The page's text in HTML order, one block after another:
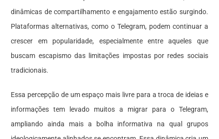
dinâmicas de compartilhamento e engajamento estão surgindo.
Plataformas alternativas, como o Telegram, podem continuar a
crescer em popularidade, especialmente entre aqueles que
buscam escapismo das limitações impostas por redes sociais
tradicionais.
Essa percepção de um espaço mais livre para a troca de ideias e
informações tem levado muitos a migrar para o Telegram,
ampliando ainda mais a bolha informativa na qual grupos